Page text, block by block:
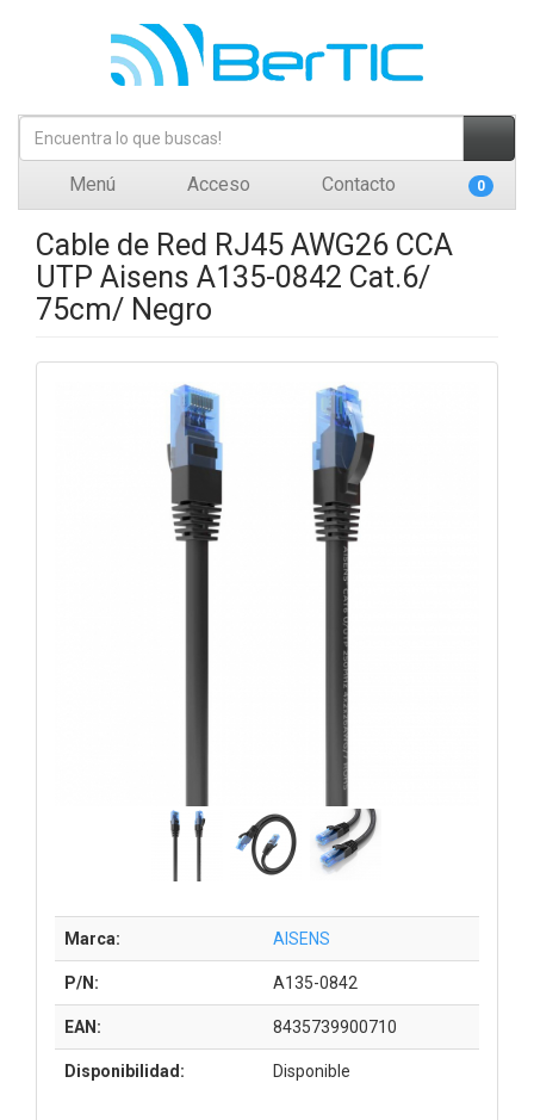
Menú Acceso Contacto 0
Cable de Red RJ45 AWG26 CCA
UTP Aisens A135-0842 Cat.6/
75cm/ Negro
Marca: AISENS
P/N: A135-0842
EAN: 8435739900710
Disponibilidad: Disponible